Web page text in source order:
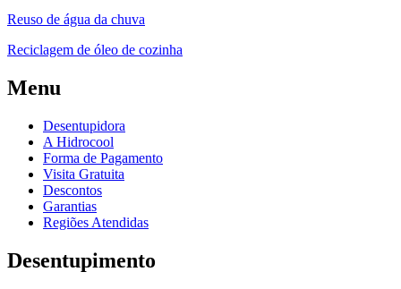
Reuso de água da chuva
Reciclagem de óleo de cozinha
Menu
Desentupidora
A Hidrocool
Forma de Pagamento
Visita Gratuita
Descontos
Garantias
Regiões Atendidas
Desentupimento